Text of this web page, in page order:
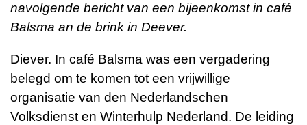
navolgende bericht van een bijeenkomst in café
Balsma an de brink in Deever.
Diever. In café Balsma was een vergadering
belegd om te komen tot een vrijwillige
organisatie van den Nederlandschen
Volksdienst en Winterhulp Nederland. De leiding